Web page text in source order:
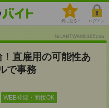
0
気になる！ ログイン
No.AHTWAM0185osa
直雇用の可能性あ
で事務
WEB登録・面接OK